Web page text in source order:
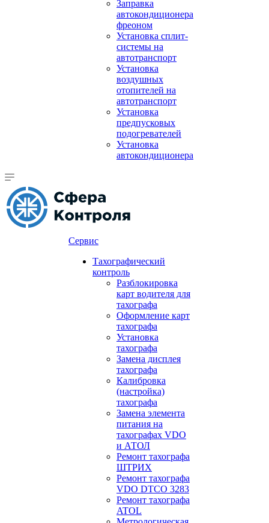
Заправка
автокондиционера
фреоном
Установка сплит-
системы на
автотранспорт
Установка
воздушных
отопителей на
автотранспорт
Установка
предпусковых
подогревателей
Установка
автокондиционера
Сервис
Тахографический
контроль
Разблокировка
карт водителя для
тахографа
Оформление карт
тахографа
Установка
тахографа
Замена дисплея
тахографа
Калибровка
(настройка)
тахографа
Замена элемента
питания на
тахографах VDO
и АТОЛ
Ремонт тахографа
ШТРИХ
Ремонт тахографа
VDO DTCO 3283
Ремонт тахографа
ATOL